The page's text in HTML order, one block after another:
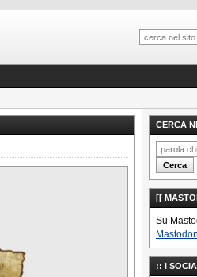
CERCA
[[
Su
Mastodon
:: I